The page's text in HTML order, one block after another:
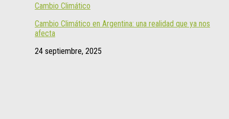
Cambio Climático
Cambio Climático en Argentina: una realidad que ya nos
afecta
24 septiembre, 2025